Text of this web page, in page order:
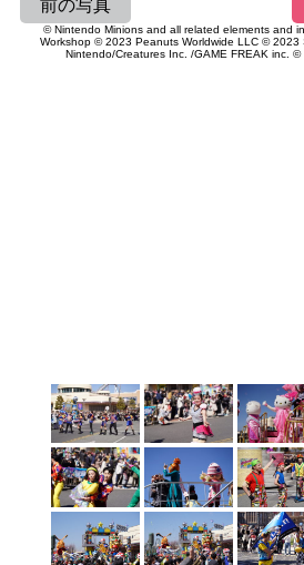
前の写真
© Nintendo Minions and all related elements and
Workshop © 2023 Peanuts Worldwide LLC ©
Nintendo/Creatures Inc. /GAME FREAK inc.